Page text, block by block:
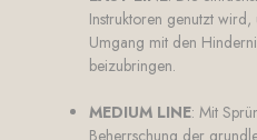
Instruktoren genutzt
Umgang mit den
beizubringen.
MEDIUM LINE: Mit
Beherrschung der